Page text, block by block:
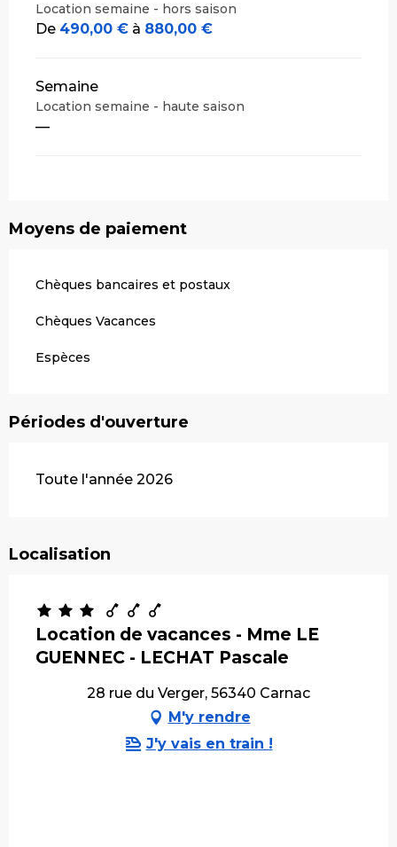
Location semaine - hors saison
De 490,00 € à 880,00 €
Semaine
Location semaine - haute saison
—
Moyens de paiement
Chèques bancaires et postaux
Chèques Vacances
Espèces
Périodes d'ouverture
Toute l'année 2026
Localisation
Location de vacances - Mme LE
GUENNEC - LECHAT Pascale
28 rue du Verger, 56340 Carnac
M'y rendre
J'y vais en train !